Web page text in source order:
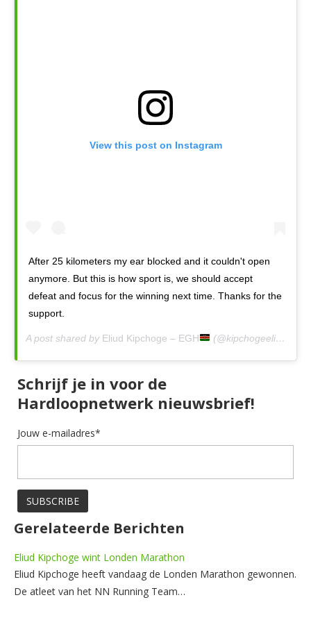
View this post on Instagram
After 25 kilometers my ear blocked and it couldn't open
anymore. But this is how sport is, we should accept
defeat and focus for the winning next time. Thanks for the
support.
A post shared by Eliud Kipchoge – EGH (@kipchogeeliud) on
Schrijf je in voor de
Hardloopnetwerk nieuwsbrief!
Jouw e-mailadres*
Gerelateerde Berichten
Eliud Kipchoge wint Londen Marathon
Eliud Kipchoge heeft vandaag de Londen Marathon gewonnen.
De atleet van het NN Running Team…